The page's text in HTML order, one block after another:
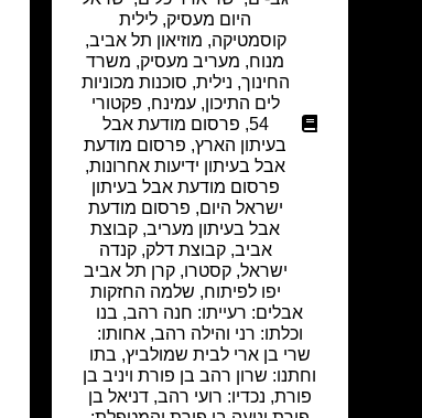
היום מעסיק, לילית
קוסמטיקה, מוזיאון תל אביב,
מנוח, מעריב מעסיק, משרד
החינוך, נילית, סוכנות מכוניות
לים התיכון,עמינח, פקטורי
54
, פרסום מודעת אבל
בעיתון הארץ, פרסום מודעת
אבל בעיתון ידיעות אחרונות,
פרסום מודעת אבל בעיתון
ישראל היום, פרסום מודעת
אבל בעיתון מעריב, קבוצת
אביב,קבוצת דלק,קנדה
ישראל,קסטרו,קרן תל אביב
יפו לפיתוח, שלמה החזקות
אבלים: רעייתו: חנה רהב, בנו
וכלתו: רני והילה רהב, אחותו:
שרי בן ארי לבית שמולביץ, בתו
וחתנו: שרון רהב בן פורת ויניב בן
פורת, נכדיו: רועי רהב, דניאל בן